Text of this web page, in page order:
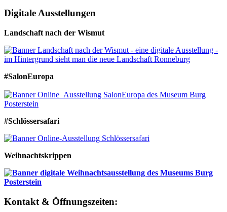
Digitale Ausstellungen
Landschaft nach der Wismut
#SalonEuropa
#Schlössersafari
Weihnachtskrippen
Kontakt & Öffnungszeiten: